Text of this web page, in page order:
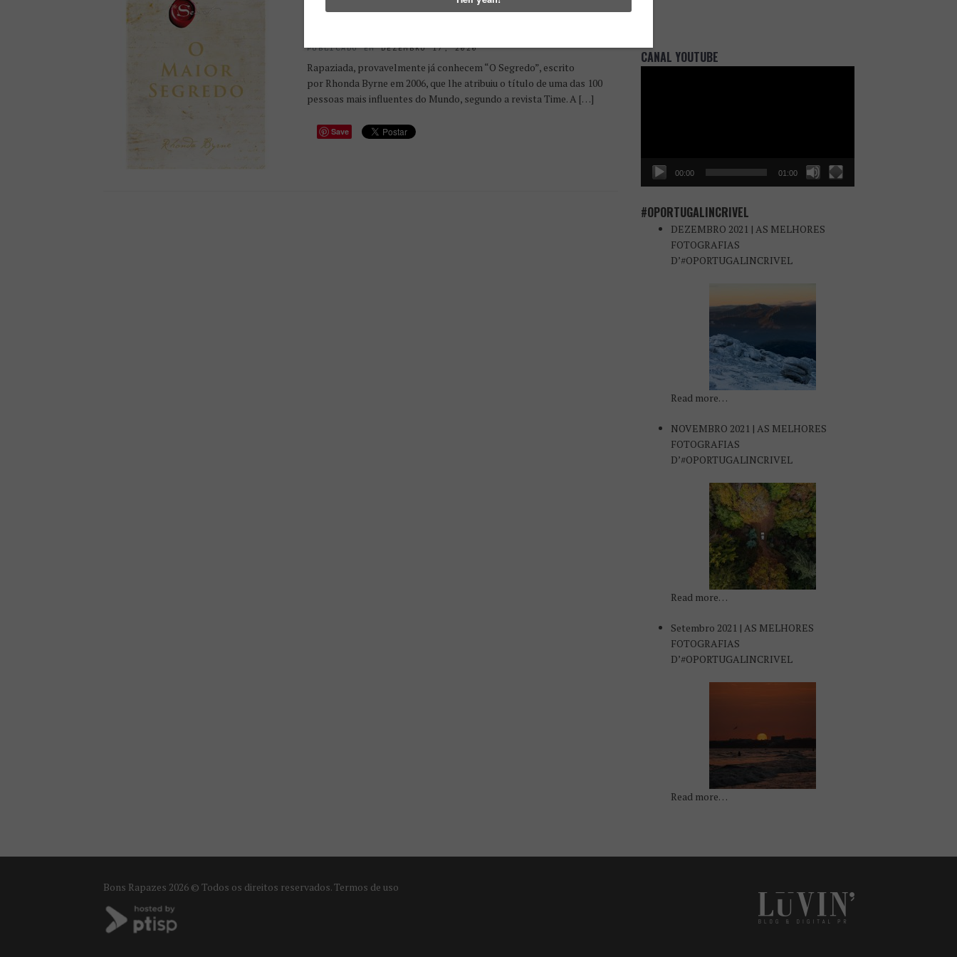
PUBLICADO EMDEZEMBRO 17, 2020
Rapaziada, provavelmente já conhecem “O Segredo”, escrito
por Rhonda Byrne em 2006, que lhe atribuiu o título de uma das 100
pessoas mais influentes do Mundo, segundo a revista Time. A […]
Save
CANAL YOUTUBE
00:00 01:00
#OPORTUGALINCRIVEL
DEZEMBRO 2021 | AS MELHORES
FOTOGRAFIAS
D’#OPORTUGALINCRIVEL
Read more…
NOVEMBRO 2021 | AS MELHORES
FOTOGRAFIAS
D’#OPORTUGALINCRIVEL
Read more…
Setembro 2021 | AS MELHORES
FOTOGRAFIAS
D’#OPORTUGALINCRIVEL
Read more…
Bons Rapazes 2026 © Todos os direitos reservados.Termos de uso